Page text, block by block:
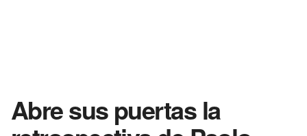
Abre sus puertas la